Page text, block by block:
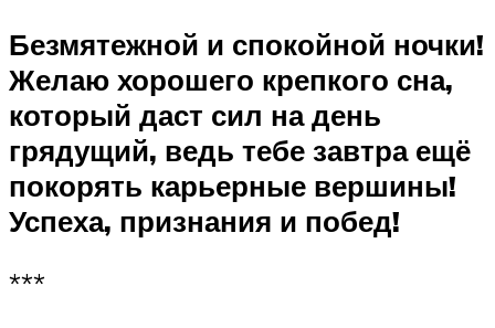
Безмятежной и спокойной ночки!
Желаю хорошего крепкого сна,
который даст сил на день
грядущий, ведь тебе завтра ещё
покорять карьерные вершины!
Успеха, признания и побед!
***